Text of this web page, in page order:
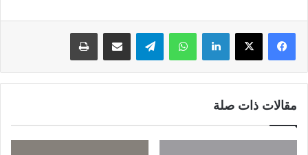
لينكدإن واتساب
مقالات ذات صلة